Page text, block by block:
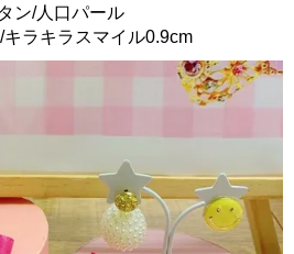
ン/人口パール
ラキラスマイル0.9cm